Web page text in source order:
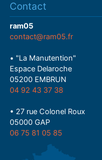
Contact
ram05
contact@ram05.fr
• "La Manutention"
Espace Delaroche
05200 EMBRUN
04 92 43 37 38
• 27 rue Colonel Roux
05000 GAP
06 75 81 05 85